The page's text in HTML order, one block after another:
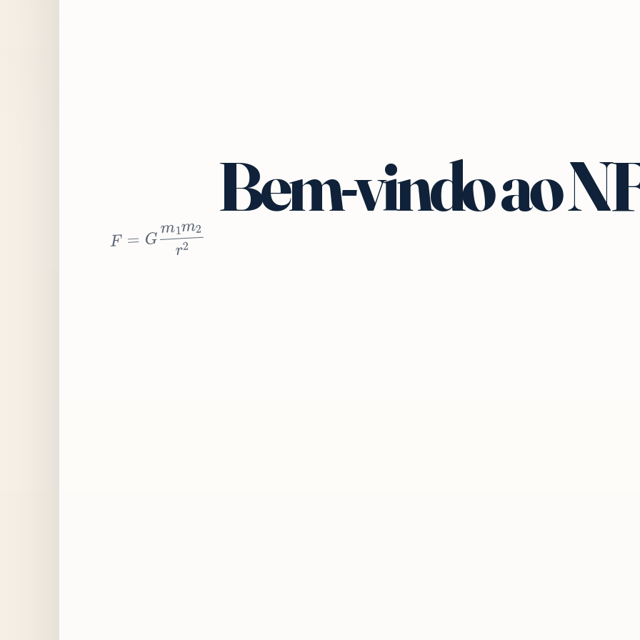
m1m2r2 Bem-vindo ao